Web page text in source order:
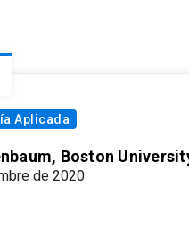
Aplicada
Boston
de 2020